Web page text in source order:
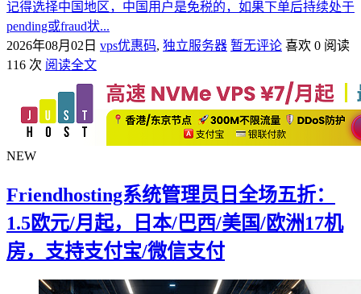
记得选择中国地区，中国用户是免税的，如果下单后持续处于
pending或fraud状...
2026年08月02日 vps优惠码, 独立服务器 暂无评论 喜欢 0 阅读
116 次 阅读全文
NEW
Friendhosting系统管理员日全场五折：
1.5欧元/月起，日本/巴西/美国/欧洲17机
房，支持支付宝/微信支付